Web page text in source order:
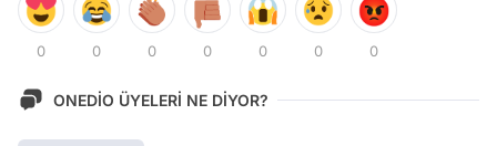
0 0 0 0 0 0 0
ONEDİO ÜYELERİ NE DİYOR?